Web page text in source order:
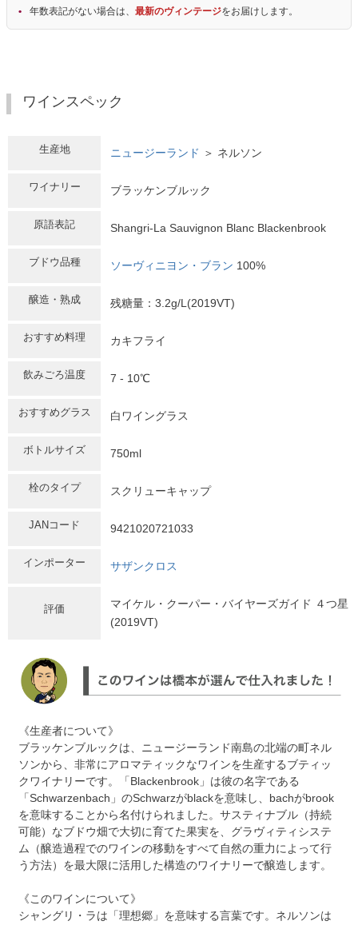
年数表記がない場合は、 最新のヴィンテージをお届けします。
ワインスペック
生産地 ニュージーランド ＞ ネルソン
ワイナリー ブラッケンブルック
原語表記 Shangri-La Sauvignon Blanc Blackenbrook
ブドウ品種 ソーヴィニヨン・ブラン 100%
醸造・熟成 残糖量：3.2g/L(2019VT)
おすすめ料理 カキフライ
飲みごろ温度 7 - 10℃
おすすめグラス 白ワイングラス
ボトルサイズ 750ml
栓のタイプ スクリューキャップ
JANコード 9421020721033
インポーター サザンクロス
評価
マイケル・クーパー・バイヤーズガイド ４つ星
(2019VT)
《生産者について》
ブラッケンブルックは、ニュージーランド南島の北端の町ネル
ソンから、非常にアロマティックなワインを生産するブティッ
クワイナリーです。「Blackenbrook」は彼の名字である
「Schwarzenbach」のSchwarzがblackを意味し、bachがbrook
を意味することから名付けられました。サスティナブル（持続
可能）なブドウ畑で大切に育てた果実を、グラヴィティシステ
ム（醸造過程でのワインの移動をすべて自然の重力によって行
う方法）を最大限に活用した構造のワイナリーで醸造します。
《このワインについて》
シャングリ・ラは「理想郷」を意味する言葉です。ネルソンは